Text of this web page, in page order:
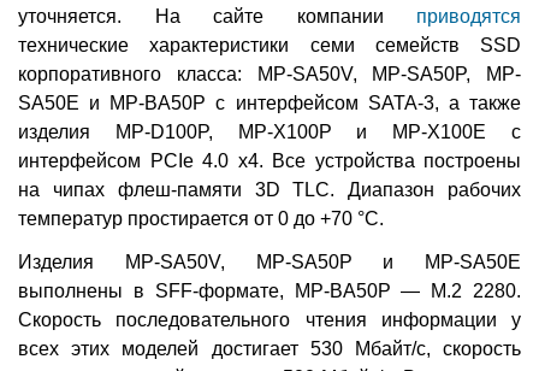
уточняется. На сайте компании приводятся
технические характеристики семи семейств SSD
корпоративного класса: MP-SA50V, MP-SA50P, MP-
SA50E и MP-BA50P с интерфейсом SATA-3, а также
изделия MP-D100P, MP-X100P и MP-X100E с
интерфейсом PCIe 4.0 x4. Все устройства построены
на чипах флеш-памяти 3D TLC. Диапазон рабочих
температур простирается от 0 до +70 °C.
Изделия MP-SA50V, MP-SA50P и MP-SA50E
выполнены в SFF-формате, MP-BA50P — М.2 2280.
Скорость последовательного чтения информации у
всех этих моделей достигает 530 Мбайт/с, скорость